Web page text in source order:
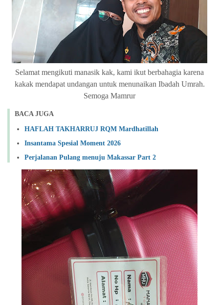
Selamat mengikuti manasik kak, kami ikut berbahagia karena
kakak mendapat undangan untuk menunaikan Ibadah Umrah.
Semoga Mamrur
BACA JUGA
HAFLAH TAKHARRUJ RQM Mardhatillah
Insantama Spesial Moment 2026
Perjalanan Pulang menuju Makassar Part 2